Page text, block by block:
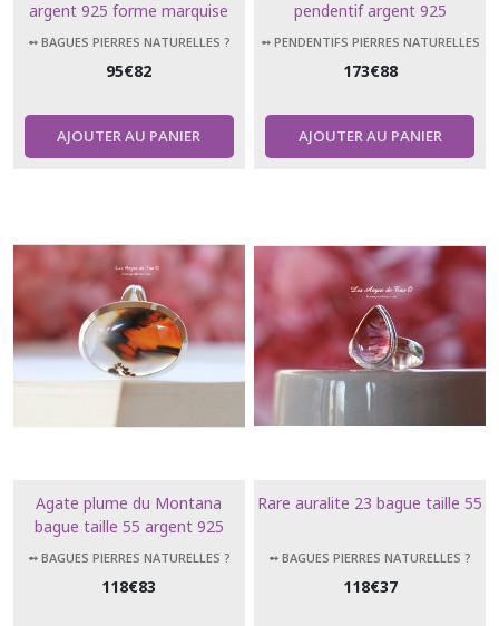
argent 925 forme marquise
➻ BAGUES PIERRES NATURELLES ?
95€82
AJOUTER AU PANIER
pendentif argent 925
➻ PENDENTIFS PIERRES NATURELLES
173€88
AJOUTER AU PANIER
Agate plume du Montana
bague taille 55 argent 925
➻ BAGUES PIERRES NATURELLES ?
118€83
Rare auralite 23 bague taille 55
➻ BAGUES PIERRES NATURELLES ?
118€37